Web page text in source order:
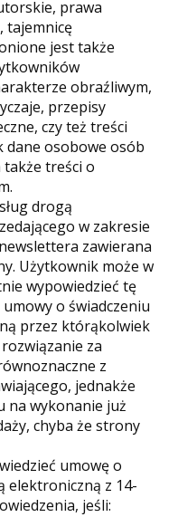
prawa
tajemnicę
jest także
obraźliwym,
przepisy
czy też treści
dane osobowe osób
także treści o
drogą
w zakresie
zawierana
Użytkownik może w
wypowiedzieć tę
o świadczeniu
przez którąkolwiek
za
z
jednakże
na wykonanie już
chyba że strony
umowę o
elektroniczną z 14-
jeśli: